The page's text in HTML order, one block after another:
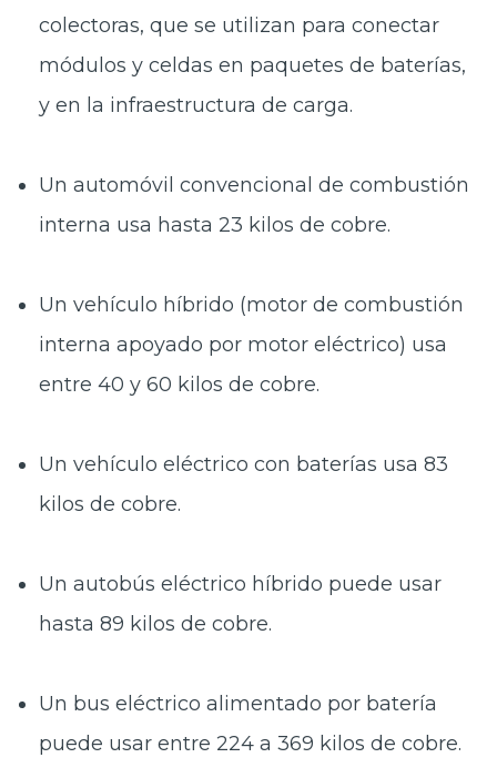
colectoras, que se utilizan para conectar
módulos y celdas en paquetes de baterías,
y en la infraestructura de carga.
Un automóvil convencional de combustión
interna usa hasta 23 kilos de cobre.
Un vehículo híbrido (motor de combustión
interna apoyado por motor eléctrico) usa
entre 40 y 60 kilos de cobre.
Un vehículo eléctrico con baterías usa 83
kilos de cobre.
Un autobús eléctrico híbrido puede usar
hasta 89 kilos de cobre.
Un bus eléctrico alimentado por batería
puede usar entre 224 a 369 kilos de cobre.